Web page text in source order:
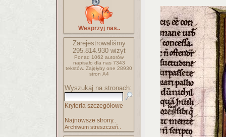
Wesprzyj nas..
Zarejestrowaliśmy
295.814.930wizyt
Ponad 1062 autorów
napisało dla nas 7343
tekstów. Zajęłyby one 28930
stron A4
Wyszukaj na stronach:
Kryteria szczegółowe
Najnowsze strony..
Archiwum streszczeń..